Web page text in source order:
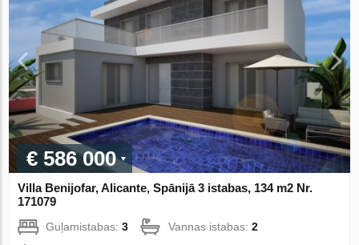
€ 586 000
Villa Benijofar, Alicante, Spānijā 3 istabas, 134 m2 Nr.
171079
Guļamistabas:3 Vannas istabas:2